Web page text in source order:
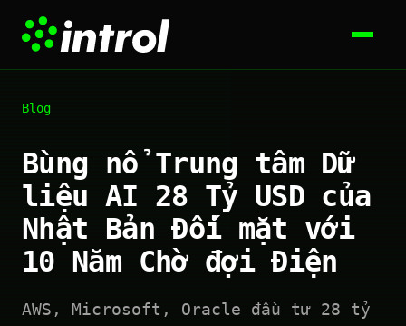
Blog
Bùng nổ Trung tâm Dữ
liệu AI 28 Tỷ USD của
Nhật Bản Đối mặt với
10 Năm Chờ đợi Điện
AWS, Microsoft, Oracle đầu tư 28 tỷ